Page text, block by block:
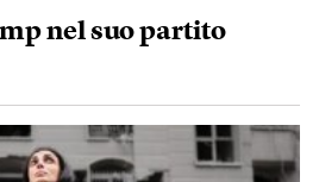
nel suo partito